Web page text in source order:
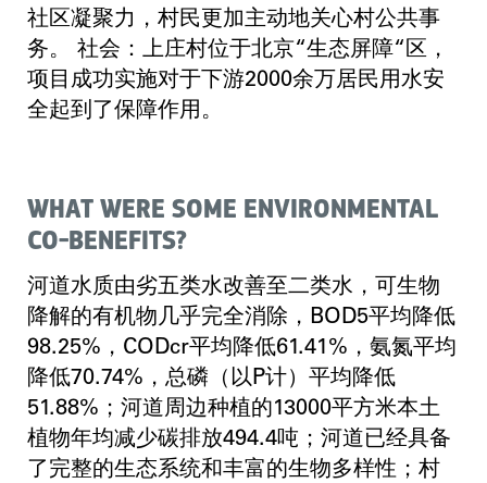
社区凝聚力，村民更加主动地关心村公共事
务。 社会：上庄村位于北京“生态屏障“区，
项目成功实施对于下游2000余万居民用水安
全起到了保障作用。
WHAT WERE SOME ENVIRONMENTAL
CO-BENEFITS?
河道水质由劣五类水改善至二类水，可生物
降解的有机物几乎完全消除，BOD5平均降低
98.25%，CODcr平均降低61.41%，氨氮平均
降低70.74%，总磷（以P计）平均降低
51.88%；河道周边种植的13000平方米本土
植物年均减少碳排放494.4吨；河道已经具备
了完整的生态系统和丰富的生物多样性；村